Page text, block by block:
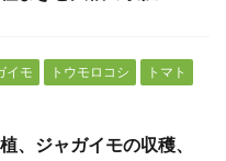
イモ トウモロコシ
トマト
、ジャガイモの収穫、